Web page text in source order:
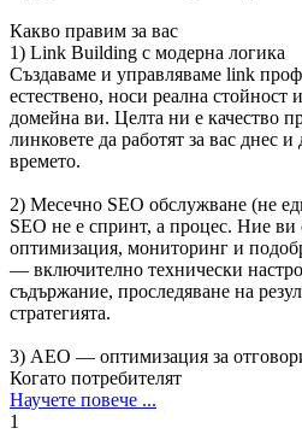
Какво правим за вас
1) Link Building с модерна логика
Създаваме и управляваме link
естествено, носи реална стойност
домейна ви. Целта ни е качество
линковете да работят за вас днес
времето.
2) Месечно SEO обслужване (не
SEO не е спринт, а процес. Ние ви
оптимизация, мониторинг и
— включително технически
съдържание, проследяване на
стратегията.
3) AEO — оптимизация за
Когато потребителят
Научете повече ...
1